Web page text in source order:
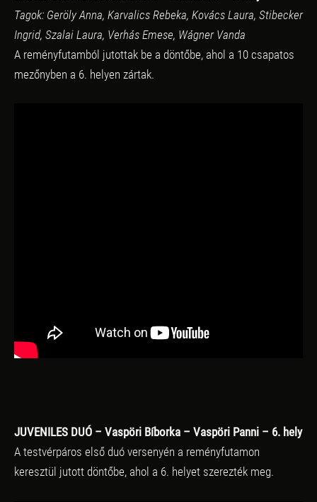
Tagok: Geröly Anna, Karvalics Rebeka, Kovács Laura, Stibecker
Ingrid, Szalai Laura, Verhás Emese, Wágner Vanda
A reményfutamból jutottak be a döntőbe, ahol a 10 csapatos
mezőnyben a 6. helyen zártak.
JUVENILES DUÓ – Vaspöri Bíborka – Vaspöri Panni – 6. hely
A testvérpáros első duó versenyén a reményfutamon
keresztül jutott döntőbe, ahol a 6. helyet szerezték meg.